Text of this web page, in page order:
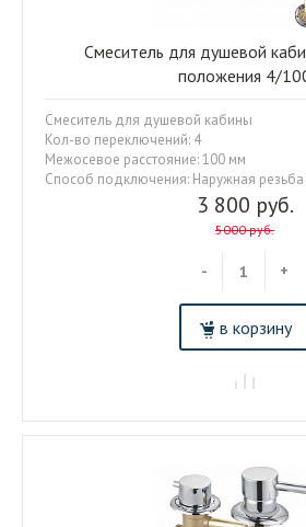
3 800 руб.
5000 руб.
- +
в корзину
Смеситель для душевой
положения 4/
Смеситель для душевой кабины
Кол-во переключений: 4
Межосевое расстояние: 100 мм
Способ подключения: Наружная